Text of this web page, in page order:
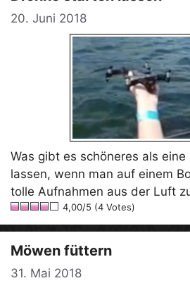
20. Juni 2018
Was gibt es schöneres als
lassen, wenn man auf einem
tolle Aufnahmen aus der Luft
4,00/5 (4 Votes)
Möwen füttern
31. Mai 2018